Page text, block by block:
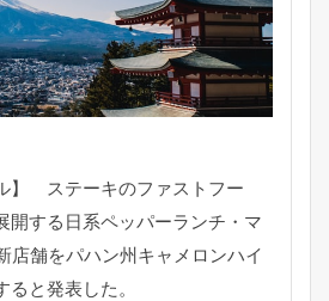
】 ステーキのファストフー
開する日系ペッパーランチ・マ
店舗をパハン州キャメロンハイ
ると発表した 。